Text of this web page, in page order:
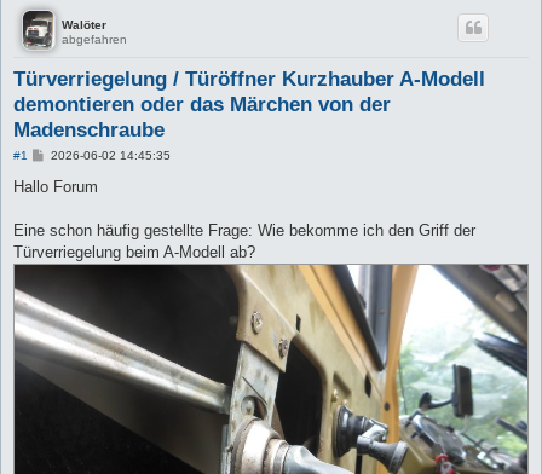
Walöter
abgefahren
Türverriegelung / Türöffner Kurzhauber A-Modell
demontieren oder das Märchen von der
Madenschraube
#1
B
i
a
2026-06-02 14:45:35
Hallo Forum
Eine schon häufig gestellte Frage: Wie bekomme ich den Griff der
Türverriegelung beim A-Modell ab?